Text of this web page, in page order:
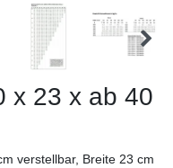
x 23 x ab 40
verstellbar, Breite 23 cm